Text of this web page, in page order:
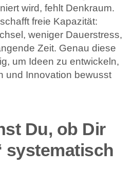
wird, fehlt Denkraum.
freie Kapazität:
weniger Dauerstress,
Zeit. Genau diese
um Ideen zu entwickeln,
und Innovation bewusst
Du, ob Dir
systematisch